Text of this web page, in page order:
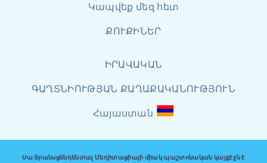
Կապվեք մեզ հետ
ՔՈՒՔԻՆԵՐ
ԻՐԱՎԱԿԱՆ
ԳԱՂՏՆԻՈՒԹՅԱՆ ՔԱՂԱՔԱԿԱՆՈՒԹՅՈՒՆ
Հայաստան
Սա Տրանսցենդենտալ Մեդիտացիայի միակ պաշտոնական կայքէջն է